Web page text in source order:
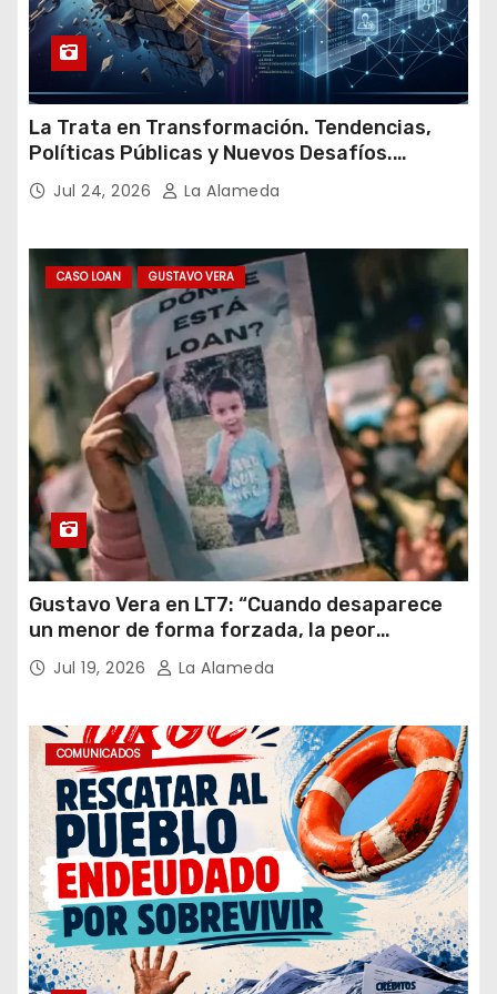
La Trata en Transformación. Tendencias,
Políticas Públicas y Nuevos Desafíos.
Argentina y el Mundo – Julio 2026
Jul 24, 2026 La Alameda
CASO LOAN GUSTAVO VERA
Gustavo Vera en LT7: “Cuando desaparece
un menor de forma forzada, la peor
hipótesis es trata, y así debe seguir
caratulado el caso Loan”
Jul 19, 2026 La Alameda
COMUNICADOS